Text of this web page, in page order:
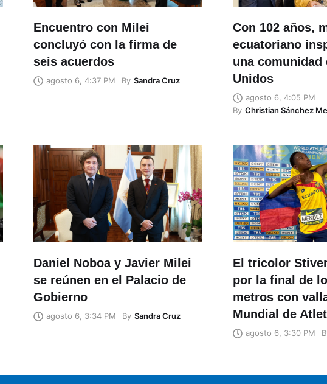
Encuentro con Milei
concluyó con la firma de
seis acuerdos
agosto 6, 4:37 PM By Sandra Cruz
Con 102 años,
ecuatoriano
una comunidad
Unidos
agosto 6, 4:05 PM
By Christian Sánchez
Daniel Noboa y Javier Milei
se reúnen en el Palacio de
Gobierno
agosto 6, 3:34 PM By Sandra Cruz
El tricolor
por la final de
metros con
Mundial de
agosto 6, 3:30 PM